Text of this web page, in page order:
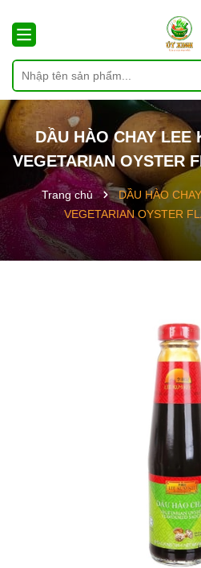
DẦU HÀO CHAY LEE
VEGETARIAN OYSTER
Trang chủ
DẦU HÀO
VEGETARIAN OYSTER